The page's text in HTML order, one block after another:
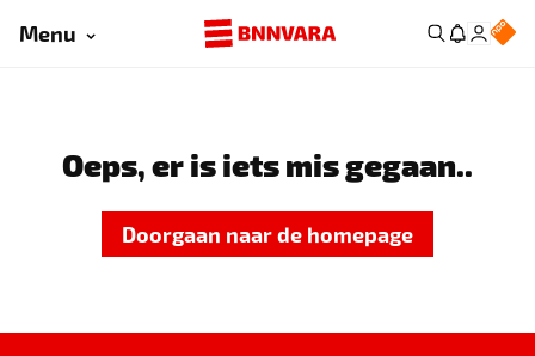
Menu
Oeps, er is iets mis gegaan..
Doorgaan naar de homepage